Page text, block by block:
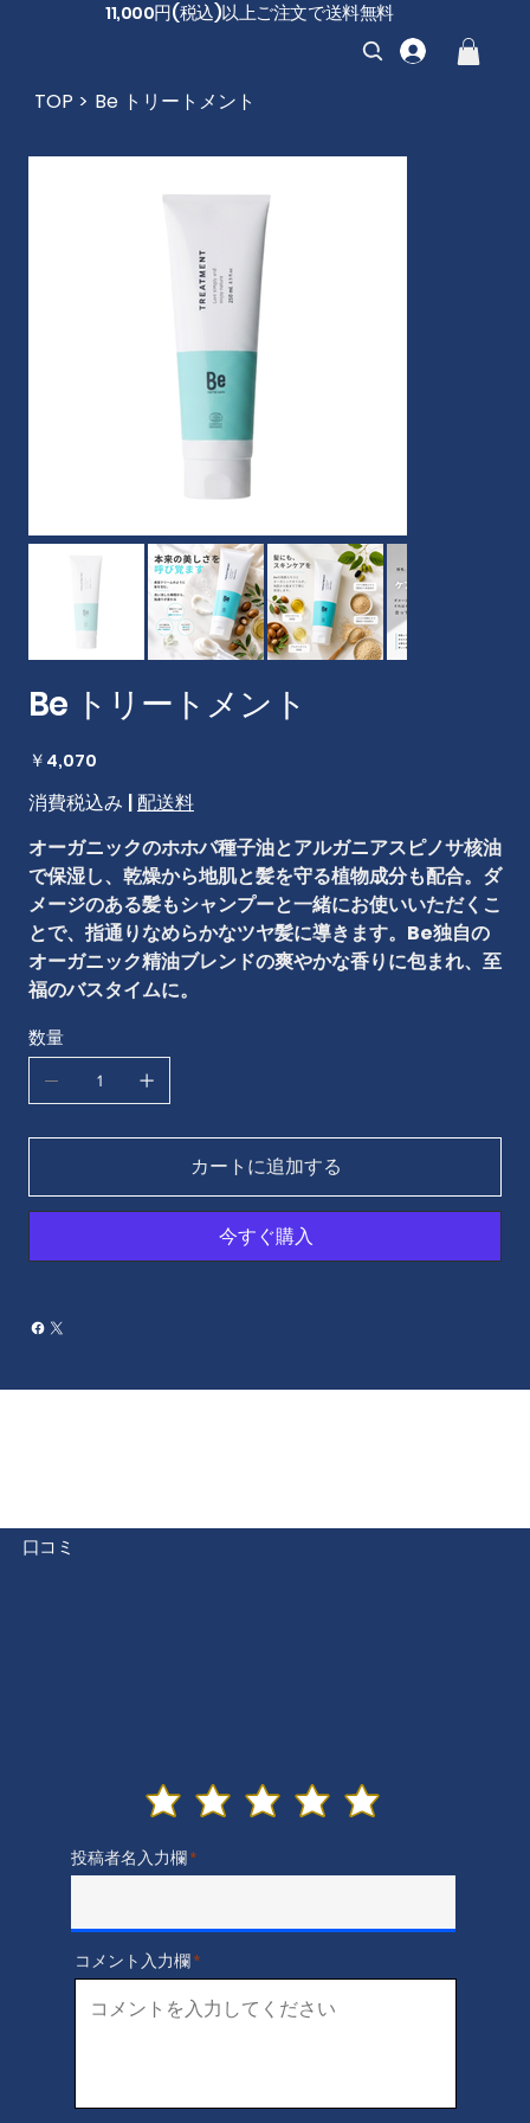
11,000円(税込)以上ご注文で送料無料
TOP > Be トリートメント
Be トリートメント
価
￥4,070
消費税込み |配送料
オーガニックのホホバ種子油とアルガニアスピノサ核油
で保湿し、乾燥から地肌と髪を守る植物成分も配合。ダ
メージのある髪もシャンプーと一緒にお使いいただくこ
とで、指通りなめらかなツヤ髪に導きます。Be独自の
オーガニック精油ブレンドの爽やかな香りに包まれ、至
福のバスタイムに。
数量
カートに追加する
今すぐ購入
​口コミ
投稿者名入力欄
コメント入力欄